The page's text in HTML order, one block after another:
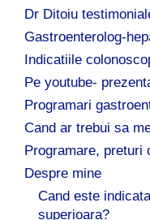
Dr Ditoiu
Gastroenterolog-
Indicatiile
Pe youtube-
Programari
Cand ar trebui sa
Programare, preturi
Despre mine
Cand este
superioara?